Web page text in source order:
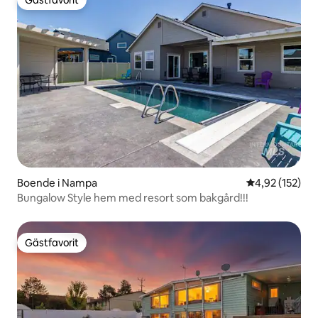
Gästfavorit
Boende i Nampa 4,92 av 5 i
4,92 (152)
Bungalow Style hem med resort som bakgård!!!
Gästfavorit
Gästfavorit